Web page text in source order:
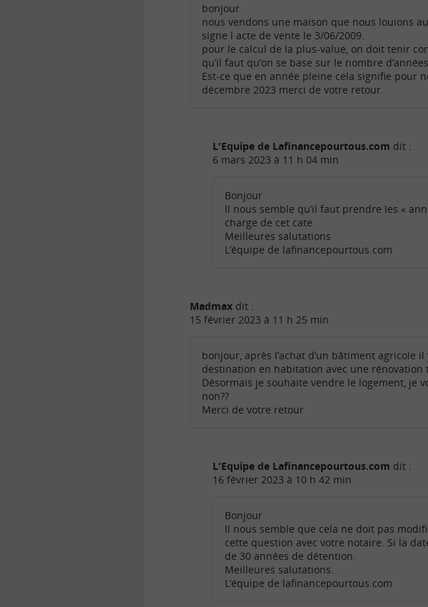
bonjour
nous vendons une maison que nous louions
signe l acte de vente le 3/06/2009.
pour le calcul de la plus-value, on doit tenir
qu’il faut qu’on se base sur le nombre
Est-ce que en année pleine cela signifie pour
décembre 2023 merci de votre retour.
L'Equipe de Lafinancepourtous.com dit :
6 mars 2023 à 11 h 04 min
Bonjour
Il nous semble qu’il faut prendre les «
charge de cet cate.
Meilleures salutations
L’équipe de lafinancepourtous.com
Madmax dit :
15 février 2023 à 11 h 25 min
bonjour, après l’achat d’un bâtiment agricole
destination en habitation avec une rénovation
Désormais je souhaite vendre le logement, je
non??
Merci de votre retour
L'Equipe de Lafinancepourtous.com dit :
16 février 2023 à 10 h 42 min
Bonjour
Il nous semble que cela ne doit pas
cette question avec votre notaire. Si la
de 30 années de détention.
Meilleures salutations.
L’équipe de lafinancepourtous.com